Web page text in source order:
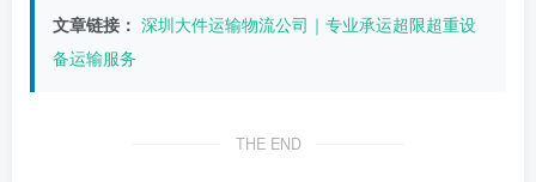
文章链接： 深圳大件运输物流公司｜专业承运超限超重设
备运输服务
THE END